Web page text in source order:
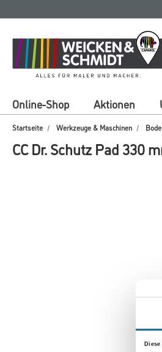
springen
springen
Online-Shop Aktionen
Startseite Werkzeuge & Maschinen
CC Dr. Schutz Pad 330